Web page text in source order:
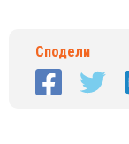
Сподели